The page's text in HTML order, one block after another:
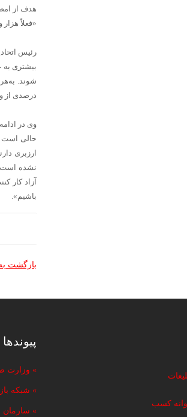
هدف از
«فعلاً
رئیس
بیشتری به
شوند.
درصدی از
وی در
ارزبری
نشده است.
آزاد کار
باشیم».
بازگشت به
کسب
پیوندها
» وزارت
» شبکه
» سازمان